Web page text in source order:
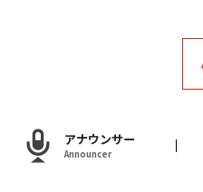
アナウンサー
Announcer
アナウンサー
Announcer